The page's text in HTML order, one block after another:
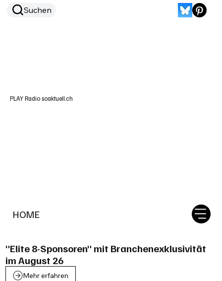
HOME
Suchen
PLAY Radio soaktuell.ch
"Elite 8-Sponsoren" mit Branchenexklusivität
im August 26
Mehr erfahren